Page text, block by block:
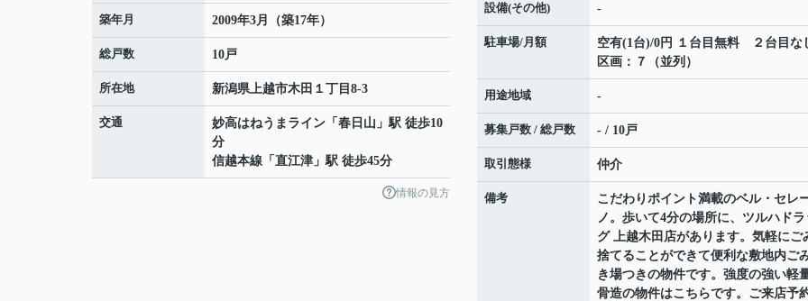
築年月 2009年3月（築17年）
総戸数 10戸
所在地 新潟県上越市木田 １丁目8-3
交通 妙高はねうまライン 「 春日山 」駅 徒歩10
分
信越本線 「 直江津 」駅 徒歩45分
情報の見方
設備(その他) -
駐車場/月額
空有(1台)/0円 １台目無料 ２台目
区画：７（並列）
用途地域 -
募集戸数 / 総戸数 - / 10戸
取引態様 仲介
備考
こだわりポイント満載のベル・セレ
ノ。歩いて4分の場所に、ツルハドラ
グ 上越木田店があります。気軽にご
捨てることができて便利な敷地内ご
き場つきの物件です。強度の強い軽
骨造の物件はこちらです。ご来店予